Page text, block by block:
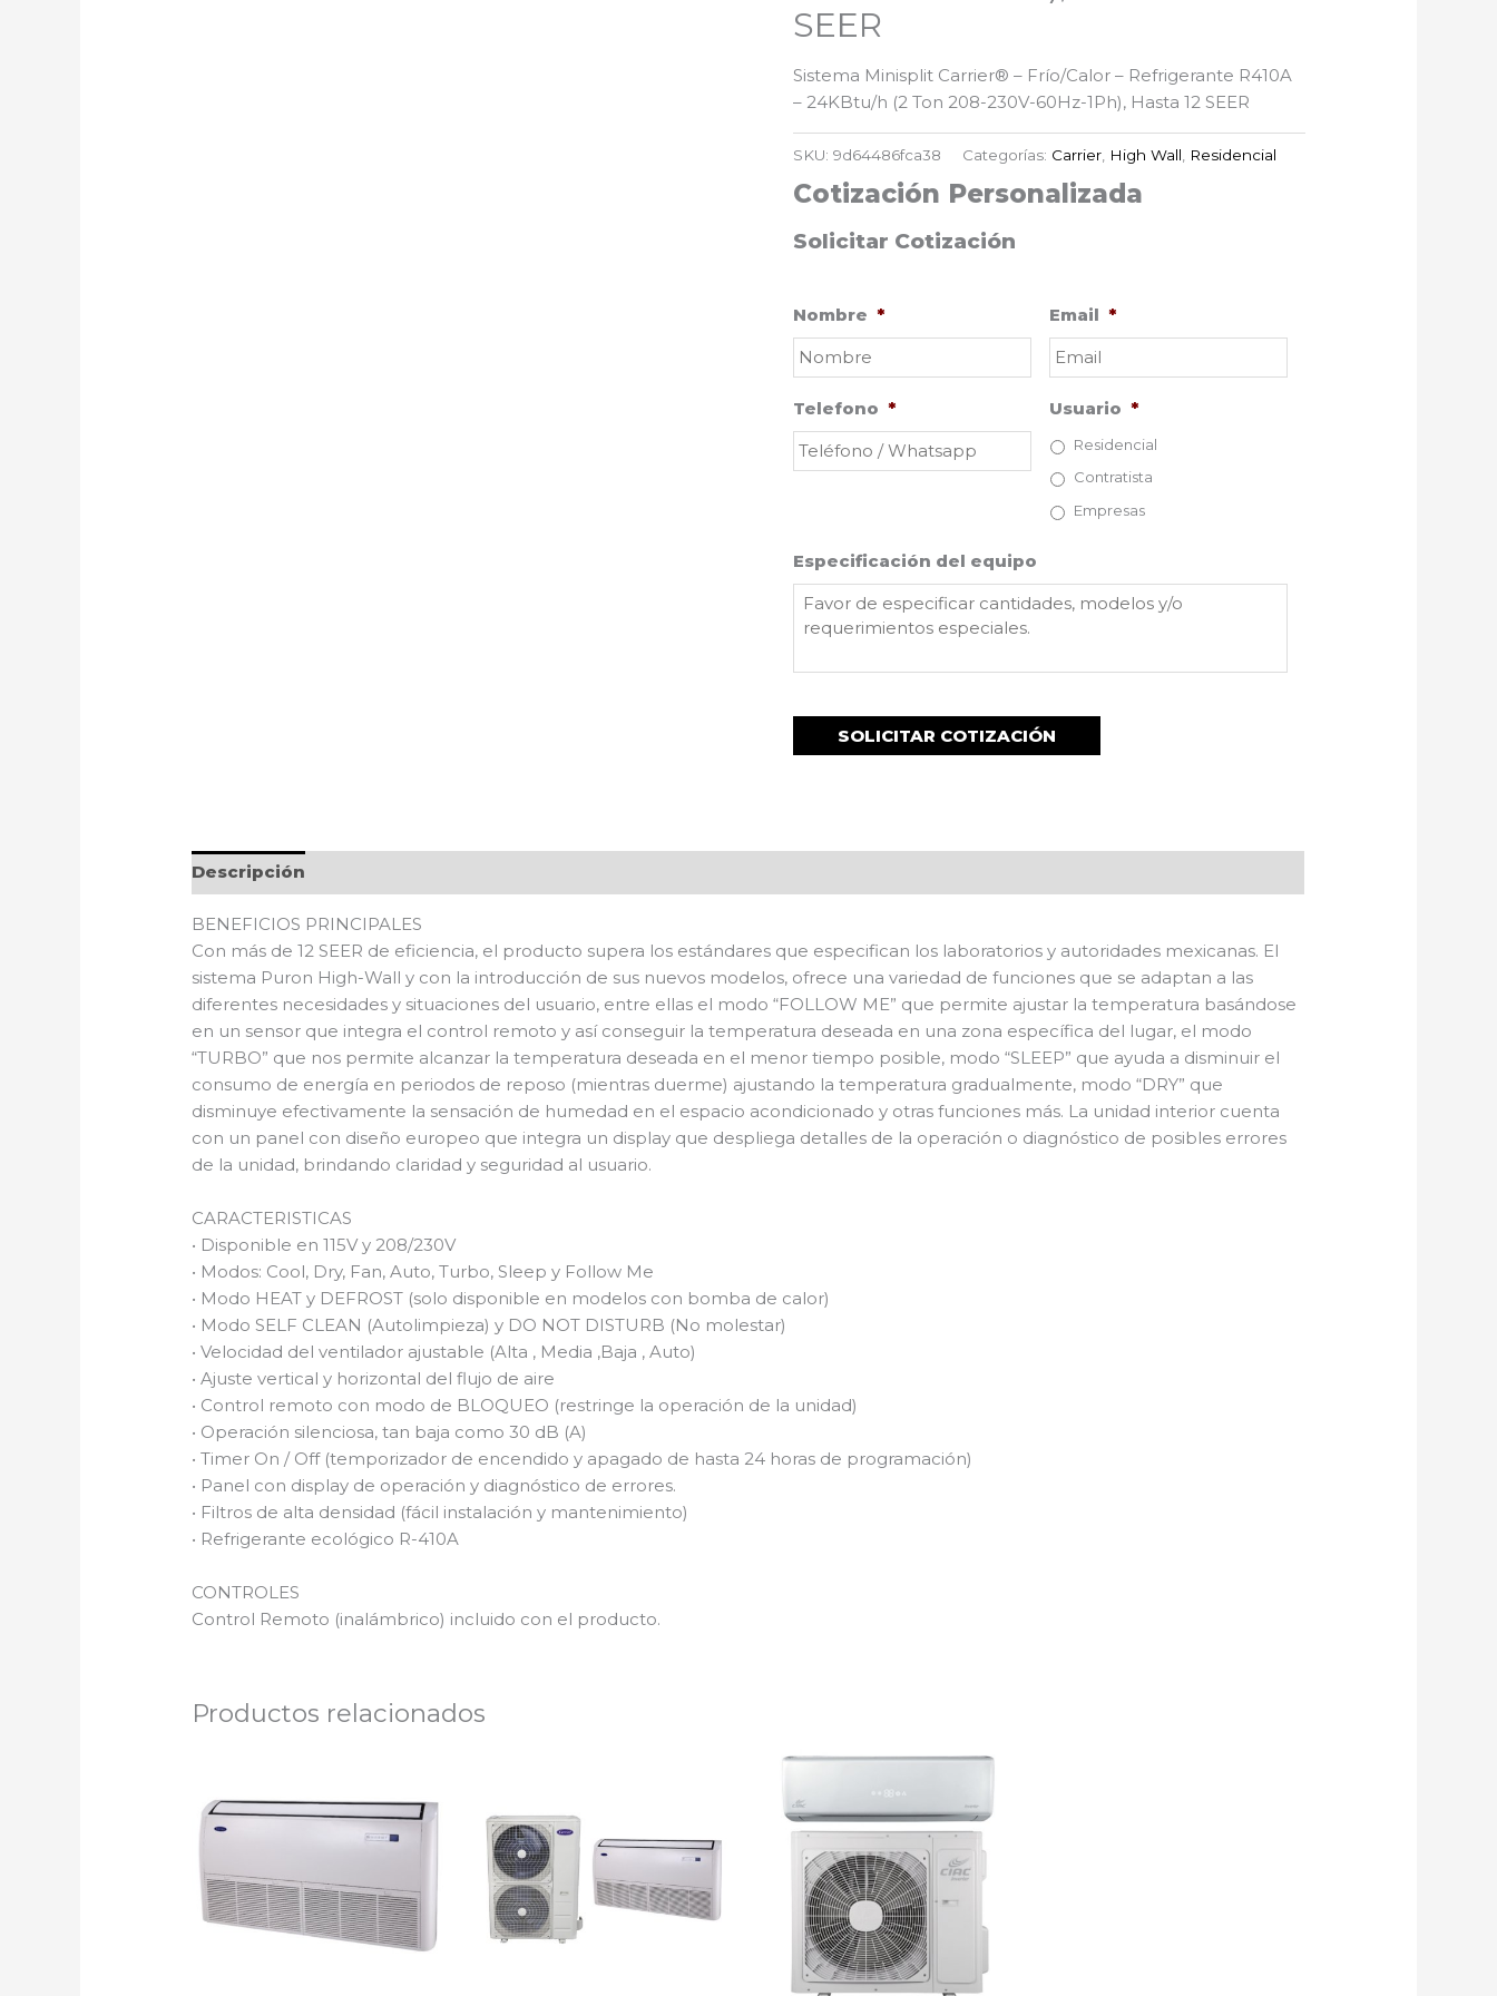
SEER
Sistema Minisplit Carrier® – Frío/Calor – Refrigerante R410A
– 24KBtu/h (2 Ton 208-230V-60Hz-1Ph), Hasta 12 SEER
SKU: 9d64486fca38 Categorías: Carrier High Wall Residencial
Cotización Personalizada
Solicitar Cotización
Nombre * Email *
Telefono * Usuario *
Residencial
Contratista
Empresas
Especificación del equipo
Descripción
BENEFICIOS PRINCIPALES
Con más de 12 SEER de eficiencia, el producto supera los estándares que especifican los laboratorios y autoridades mexicanas. El
sistema Puron High-Wall y con la introducción de sus nuevos modelos, ofrece una variedad de funciones que se adaptan a las
diferentes necesidades y situaciones del usuario, entre ellas el modo “FOLLOW ME” que permite ajustar la temperatura basándose
en un sensor que integra el control remoto y así conseguir la temperatura deseada en una zona específica del lugar, el modo
“TURBO” que nos permite alcanzar la temperatura deseada en el menor tiempo posible, modo “SLEEP” que ayuda a disminuir el
consumo de energía en periodos de reposo (mientras duerme) ajustando la temperatura gradualmente, modo “DRY” que
disminuye efectivamente la sensación de humedad en el espacio acondicionado y otras funciones más. La unidad interior cuenta
con un panel con diseño europeo que integra un display que despliega detalles de la operación o diagnóstico de posibles errores
de la unidad, brindando claridad y seguridad al usuario.
CARACTERISTICAS
• Disponible en 115V y 208/230V
• Modos: Cool, Dry, Fan, Auto, Turbo, Sleep y Follow Me
• Modo HEAT y DEFROST (solo disponible en modelos con bomba de calor)
• Modo SELF CLEAN (Autolimpieza) y DO NOT DISTURB (No molestar)
• Velocidad del ventilador ajustable (Alta , Media ,Baja , Auto)
• Ajuste vertical y horizontal del flujo de aire
• Control remoto con modo de BLOQUEO (restringe la operación de la unidad)
• Operación silenciosa, tan baja como 30 dB (A)
• Timer On / Off (temporizador de encendido y apagado de hasta 24 horas de programación)
• Panel con display de operación y diagnóstico de errores.
• Filtros de alta densidad (fácil instalación y mantenimiento)
• Refrigerante ecológico R-410A
CONTROLES
Control Remoto (inalámbrico) incluido con el producto.
Productos relacionados